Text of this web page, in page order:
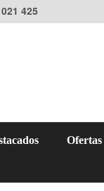
425
Ofertas